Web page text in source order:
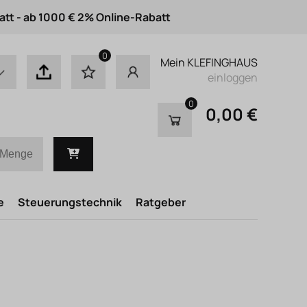
- ab 1000 € 2% Online-Rabatt
0
Mein KLEFINGHAUS
einloggen
0 0,00 €
Steuerungstechnik Ratgeber